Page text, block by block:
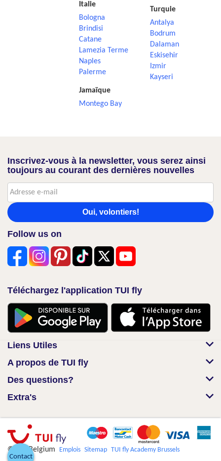
Italie
Bologna
Brindisi
Catane
Lamezia Terme
Naples
Palerme
Jamaïque
Montego Bay
Turquie
Antalya
Bodrum
Dalaman
Eskisehir
Izmir
Kayseri
Inscrivez-vous à la newsletter, vous serez ainsi
toujours au courant des dernières nouvelles
Oui, volontiers!
Follow us on
Téléchargez l'application TUI fly
Liens Utiles
A propos de TUI fly
Des questions?
Extra's
© TUI Belgium Emplois Sitemap TUI fly Academy Brussels
Contact